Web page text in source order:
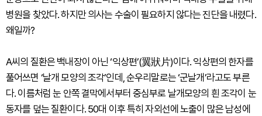
병원을 찾았다. 하지만 의사는 수술이 필요하지 않다는 진단을 내렸다.
왜일까?
A씨의 질환은 백내장이 아닌 ‘익상편’(翼狀片)이다. 익상편의 한자를
풀어쓰면 ‘날개 모양의 조각’인데, 순우리말로는 ‘군날개’라고도 부른
다. 이름처럼 눈 안쪽 결막에서부터 중심부로 날개모양의 흰 조각이 눈
동자를 덮는 질환이다. 50대 이후 특히 자외선에 노출이 많은 남성에